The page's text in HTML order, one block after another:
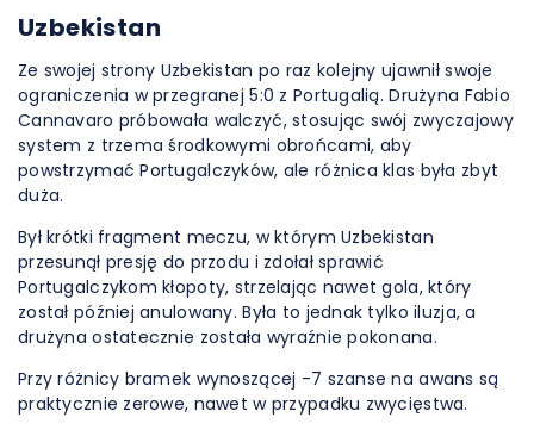
Uzbekistan
Ze swojej strony Uzbekistan po raz kolejny ujawnił swoje
ograniczenia w przegranej 5:0 z Portugalią. Drużyna Fabio
Cannavaro próbowała walczyć, stosując swój zwyczajowy
system z trzema środkowymi obrońcami, aby
powstrzymać Portugalczyków, ale różnica klas była zbyt
duża.
Był krótki fragment meczu, w którym Uzbekistan
przesunął presję do przodu i zdołał sprawić
Portugalczykom kłopoty, strzelając nawet gola, który
został później anulowany. Była to jednak tylko iluzja, a
drużyna ostatecznie została wyraźnie pokonana.
Przy różnicy bramek wynoszącej -7 szanse na awans są
praktycznie zerowe, nawet w przypadku zwycięstwa.